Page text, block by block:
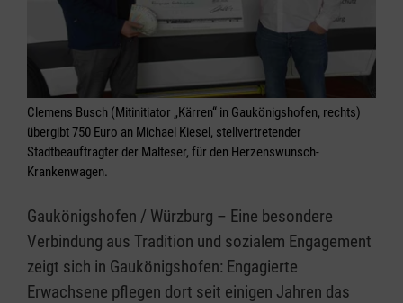
Clemens Busch (Mitinitiator „Kärren“ in Gaukönigshofen, rechts)
übergibt 750 Euro an Michael Kiesel, stellvertretender
Stadtbeauftragter der Malteser, für den Herzenswunsch-
Krankenwagen.
Gaukönigshofen / Würzburg – Eine besondere
Verbindung aus Tradition und sozialem Engagement
zeigt sich in Gaukönigshofen: Engagierte
Erwachsene pflegen dort seit einigen Jahren das